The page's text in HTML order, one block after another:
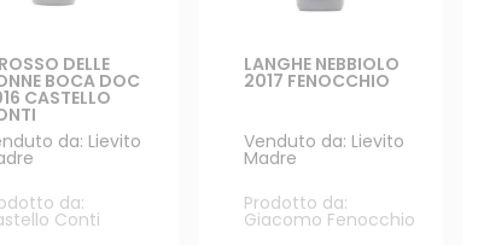
DELLE
BOCA DOC
CASTELLO
da: Lievito
da:
Conti
LANGHE NEBBIOLO
2017 FENOCCHIO
Venduto da: Lievito
Madre
Prodotto da:
Giacomo Fenocchio